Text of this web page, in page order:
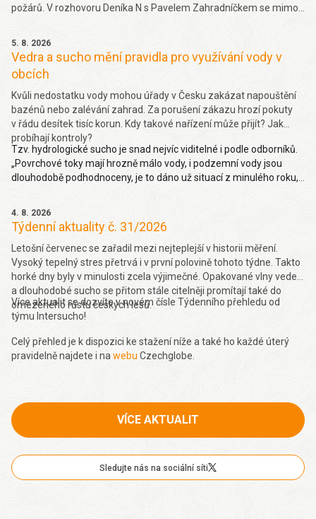
požárů. V rozhovoru Deníka N s Pavelem Zahradníčkem se mimo
problém je málo vody v řekách. Více
5. 8. 2026
Vedra a sucho mění pravidla pro využívání vody v
obcích
Kvůli nedostatku vody mohou úřady v Česku zakázat napouštění
bazénů nebo zalévání zahrad. Za porušení zákazu hrozí pokuty
v řádu desítek tisíc korun. Kdy takové nařízení může přijít? Jak
probíhají kontroly?
Tzv. hydrologické sucho je snad nejvíc viditelné i podle odborníků.
„Povrchové toky mají hrozně málo vody, i podzemní vody jsou
dlouhodobě podhodnoceny, je to dáno už situací z minulého roku,
4. 8. 2026
Týdenní aktuality č. 31/2026
Letošní červenec se zařadil mezi nejteplejší v historii měření.
Vysoký tepelný stres přetrvá i v první polovině tohoto týdne. Takto
horké dny byly v minulosti zcela výjimečné. Opakované vlny veder
a dlouhodobé sucho se přitom stále citelněji promítají také do
omezeného růstu českých lesů.
Více aktualit se dozvíte v novém čísle Týdenního přehledu od
týmu Intersucho!
Celý přehled je k dispozici ke stažení níže a také ho každé úterý
pravidelně najdete i na webu Czechglobe.
VÍCE AKTUALIT
Sledujte nás na sociální síti